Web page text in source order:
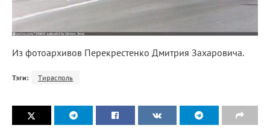
Из фотоархивов Перекрестенко Дмитрия Захаровича.
Тэги: Тирасполь